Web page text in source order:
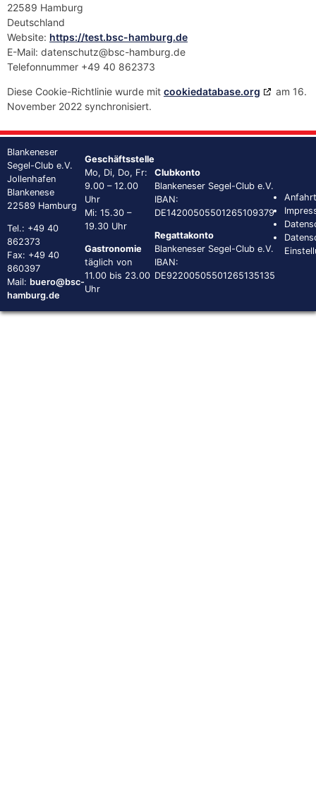
22589 Hamburg
Deutschland
Website: https://test.bsc-hamburg.de
E-Mail: datenschutz@bsc-hamburg.de
Telefonnummer +49 40 862373
Diese Cookie-Richtlinie wurde mit cookiedatabase.org
am 16.
November 2022 synchronisiert.
Blankeneser
Segel-Club e.V.
Jollenhafen
Blankenese
22589 Hamburg
Tel.: +49 40
862373
Fax: +49 40
860397
Mail: buero@bsc-
hamburg.de
Geschäftsstelle
Mo, Di, Do, Fr:
9.00 – 12.00
Uhr
Mi: 15.30 –
19.30 Uhr
Gastronomie
täglich von
11.00 bis 23.00
Uhr
Clubkonto
Blankeneser Segel-Club e.V.
IBAN:
DE14200505501265109379
Regattakonto
Blankeneser Segel-Club e.V.
IBAN:
DE92200505501265135135